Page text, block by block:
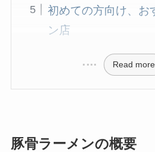
初めての方向け、お
ン店
Read more
豚骨ラーメンの概要